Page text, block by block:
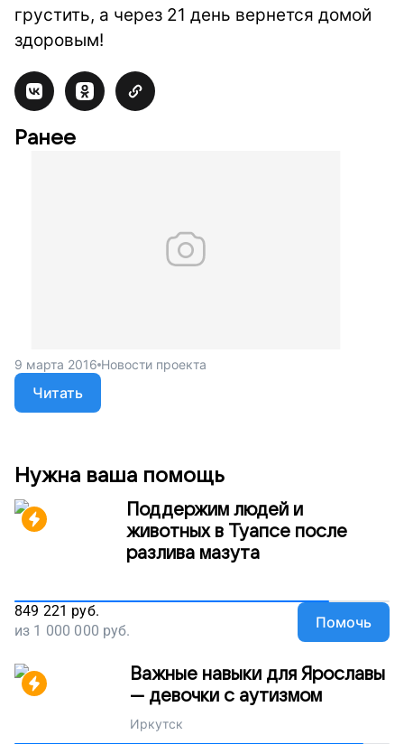
грустить, а через 21 день вернется домой
здоровым!
Ранее
9 марта 2016 Новости проекта
Читать
Нужна ваша помощь
Поддержим людей и
животных в Туапсе после
разлива мазута
849 221 руб.
из 1 000 000 руб. Помочь
Важные навыки для Ярославы
— девочки с аутизмом
Иркутск